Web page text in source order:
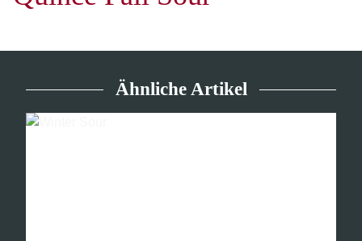
Ähnliche Artikel